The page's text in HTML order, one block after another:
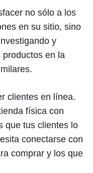
no sólo a los
en su sitio, sino
y
productos en la
clientes en línea.
física con
que tus clientes lo
conectarse con
comprar y los que